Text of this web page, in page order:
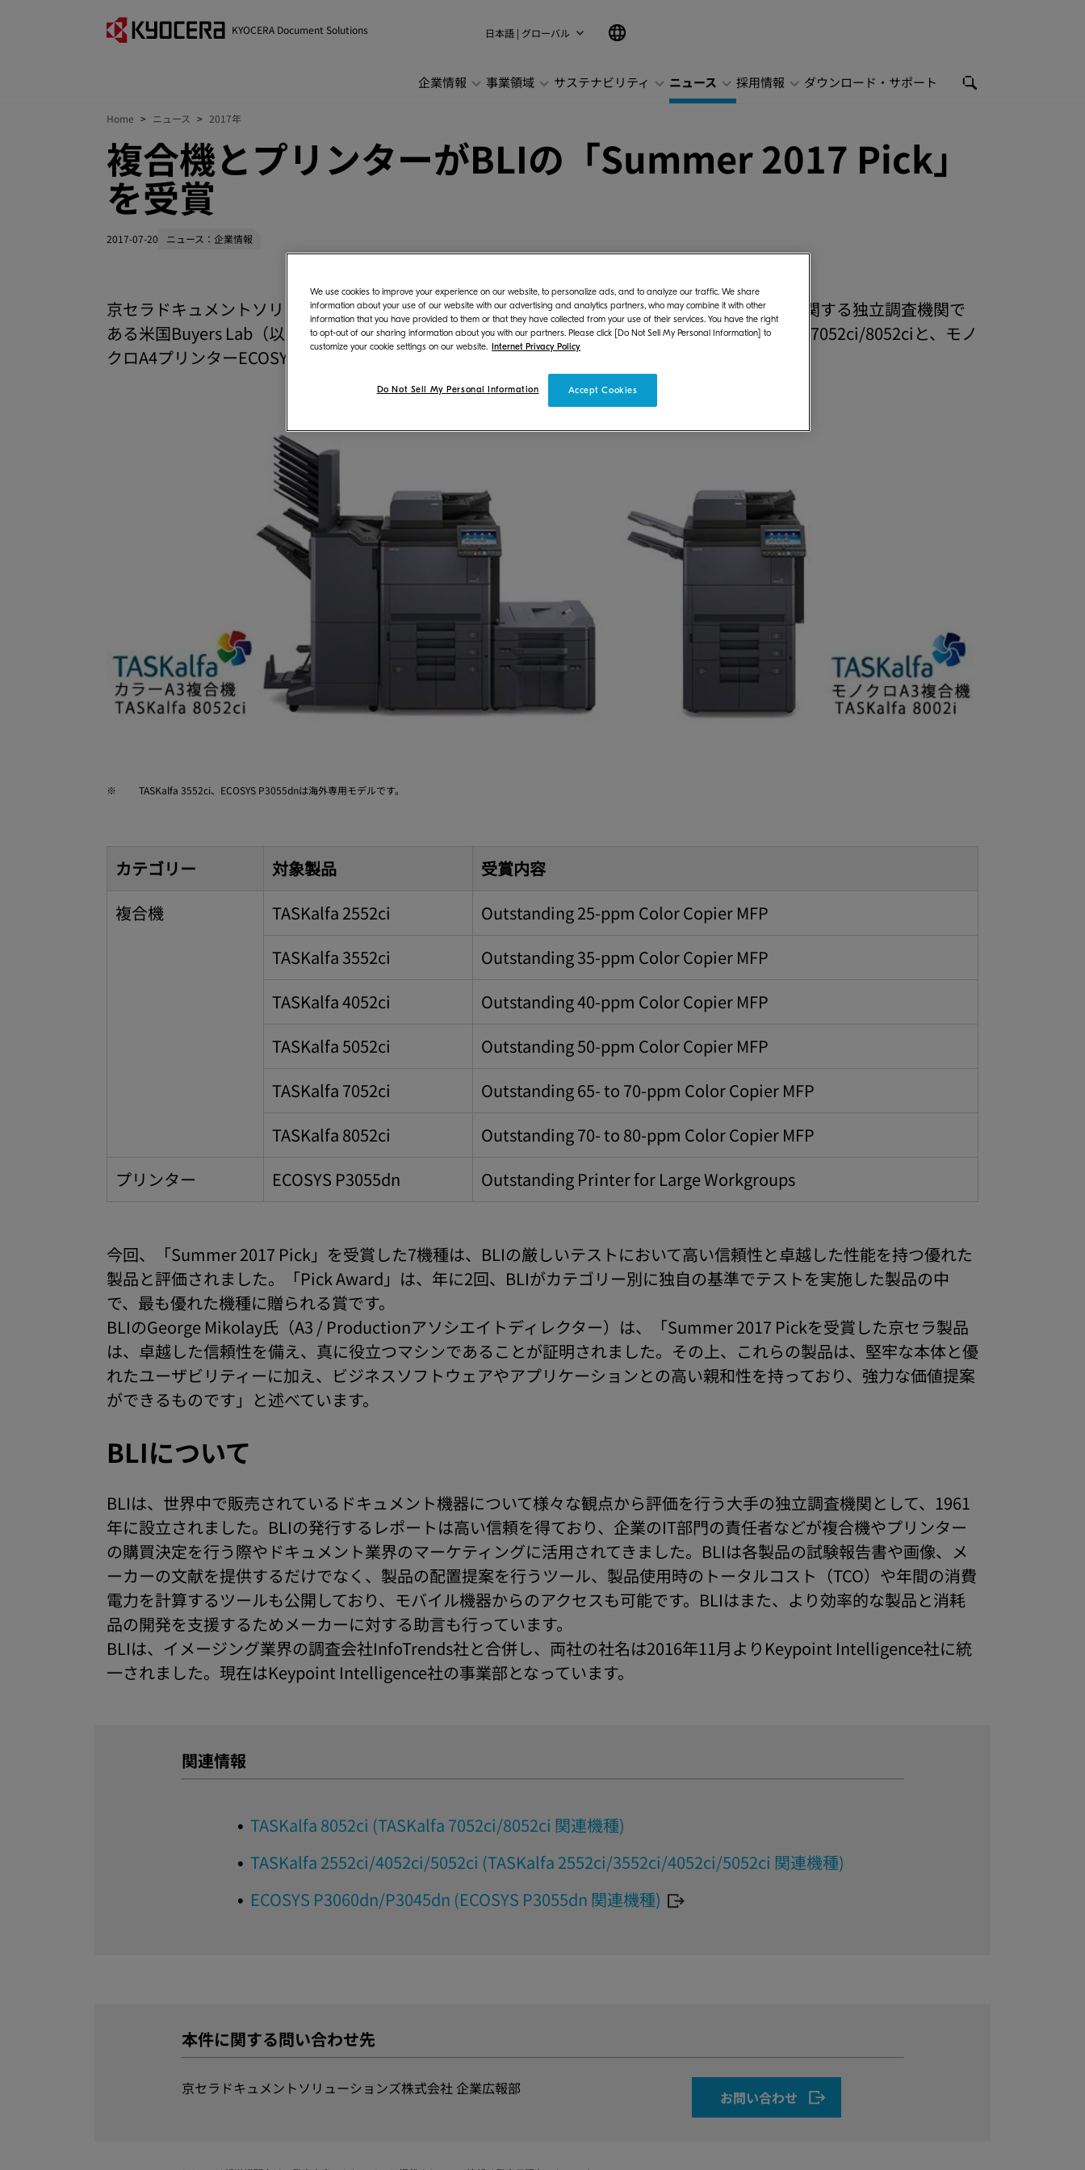
KYOCERA Document Solutions 日本語 | グローバル
企業情報 事業領域 サステナビリティ ニュース 採用情報 ダウンロード・サポート
Home ニュース 2017年
複合機とプリンターがBLIの「Summer 2017 Pick」
を受賞
2017-07-20 ニュース：企業情報
京セラドキュメントソリューションズ（社長：伊奈 憲彦、以下、当社）は、ドキュメント機器に関する独立調査機関で
ある米国Buyers Lab（以下、BLI）より、カラーA3複合機TASKalfa 2552ci/3552ci/4052ci/5052ci/7052ci/8052ciと、モノ
クロA4プリンターECOSYS P3055dnが「Summer 2017 Pick」を受賞したことをお知らせします。
※ TASKalfa 3552ci、ECOSYS P3055dnは海外専用モデルです。
カテゴリー 対象製品
受賞内容
複合機
TASKalfa 2552ci
Outstanding 25-ppm Color Copier MFP
TASKalfa 3552ci
Outstanding 35-ppm Color Copier MFP
TASKalfa 4052ci
Outstanding 40-ppm Color Copier MFP
TASKalfa 5052ci
Outstanding 50-ppm Color Copier MFP
TASKalfa 7052ci
Outstanding 65- to 70-ppm Color Copier MFP
TASKalfa 8052ci
Outstanding 70- to 80-ppm Color Copier MFP
プリンター
ECOSYS P3055dn Outstanding Printer for Large Workgroups
今回、「Summer 2017 Pick」を受賞した7機種は、BLIの厳しいテストにおいて高い信頼性と卓越した性能を持つ優れた
製品と評価されました。「Pick Award」は、年に2回、BLIがカテゴリー別に独自の基準でテストを実施した製品の中
で、最も優れた機種に贈られる賞です。
BLIのGeorge Mikolay氏（A3 / Productionアソシエイトディレクター）は、「Summer 2017 Pickを受賞した京セラ製品
は、卓越した信頼性を備え、真に役立つマシンであることが証明されました。その上、これらの製品は、堅牢な本体と優
れたユーザビリティーに加え、ビジネスソフトウェアやアプリケーションとの高い親和性を持っており、強力な価値提案
ができるものです」と述べています。
BLIについて
BLIは、世界中で販売されているドキュメント機器について様々な観点から評価を行う大手の独立調査機関として、1961
年に設立されました。BLIの発行するレポートは高い信頼を得ており、企業のIT部門の責任者などが複合機やプリンター
の購買決定を行う際やドキュメント業界のマーケティングに活用されてきました。BLIは各製品の試験報告書や画像、メ
ーカーの文献を提供するだけでなく、製品の配置提案を行うツール、製品使用時のトータルコスト（TCO）や年間の消費
電力を計算するツールも公開しており、モバイル機器からのアクセスも可能です。BLIはまた、より効率的な製品と消耗
品の開発を支援するためメーカーに対する助言も行っています。
BLIは、イメージング業界の調査会社InfoTrends社と合併し、両社の社名は2016年11月よりKeypoint Intelligence社に統
一されました。現在はKeypoint Intelligence社の事業部となっています。
関連情報
TASKalfa 8052ci (TASKalfa 7052ci/8052ci 関連機種)
TASKalfa 2552ci/4052ci/5052ci (TASKalfa 2552ci/3552ci/4052ci/5052ci 関連機種)
ECOSYS P3060dn/P3045dn (ECOSYS P3055dn 関連機種)
本件に関する問い合わせ先
京セラドキュメントソリューションズ株式会社 企業広報部 お問い合わせ
We use cookies to improve your experience on our website, to personalize ads, and to analyze our traffic. We share
information about your use of our website with our advertising and analytics partners, who may combine it with other
information that you have provided to them or that they have collected from your use of their services. You have the right
to opt-out of our sharing information about you with our partners. Please click [Do Not Sell My Personal Information] to
customize your cookie settings on our website.
Internet Privacy Policy
Accept Cookies
Do Not Sell My Personal Information